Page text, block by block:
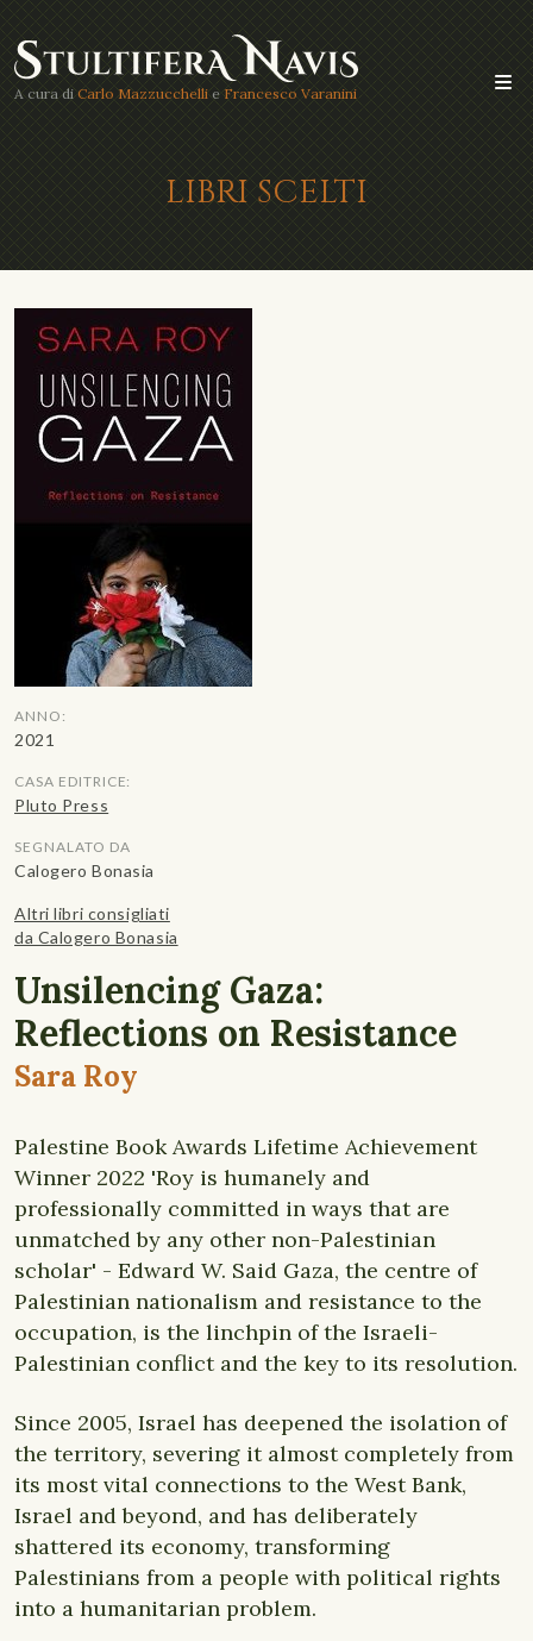
A cura di Carlo Mazzucchelli e Francesco Varanini
LIBRI SCELTI
ANNO:
2021
CASA EDITRICE:
Pluto Press
SEGNALATO DA
Calogero Bonasia
Altri libri consigliati
da Calogero Bonasia
Unsilencing Gaza:
Reflections on Resistance
Sara Roy
Palestine Book Awards Lifetime Achievement
Winner 2022 'Roy is humanely and
professionally committed in ways that are
unmatched by any other non-Palestinian
scholar' - Edward W. Said Gaza, the centre of
Palestinian nationalism and resistance to the
occupation, is the linchpin of the Israeli-
Palestinian conflict and the key to its resolution.
Since 2005, Israel has deepened the isolation of
the territory, severing it almost completely from
its most vital connections to the West Bank,
Israel and beyond, and has deliberately
shattered its economy, transforming
Palestinians from a people with political rights
into a humanitarian problem.